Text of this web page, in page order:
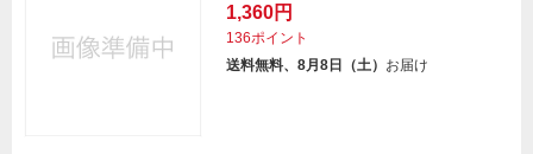
1,360円
136ポイント
送料無料、8月8日（土） お届け